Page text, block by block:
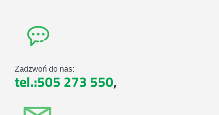
Zadzwoń do nas:
tel.:505 273 550,